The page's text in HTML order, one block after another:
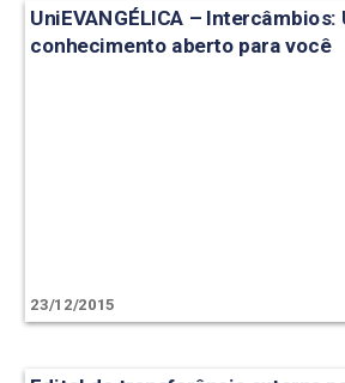
UniEVANGÉLICA – Intercâmbios:
conhecimento aberto para você
23/12/2015